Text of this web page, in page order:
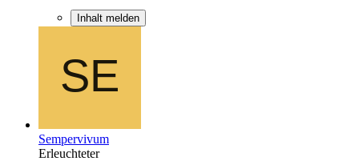
Inhalt melden
Sempervivum
Erleuchteter